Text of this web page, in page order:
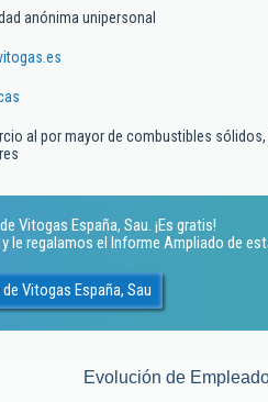
anónima unipersonal
al por mayor de combustibles
Vitogas España, Sau. ¡Es gratis!
le regalamos el Informe Ampliado de
Vitogas España, Sau
Evolución de